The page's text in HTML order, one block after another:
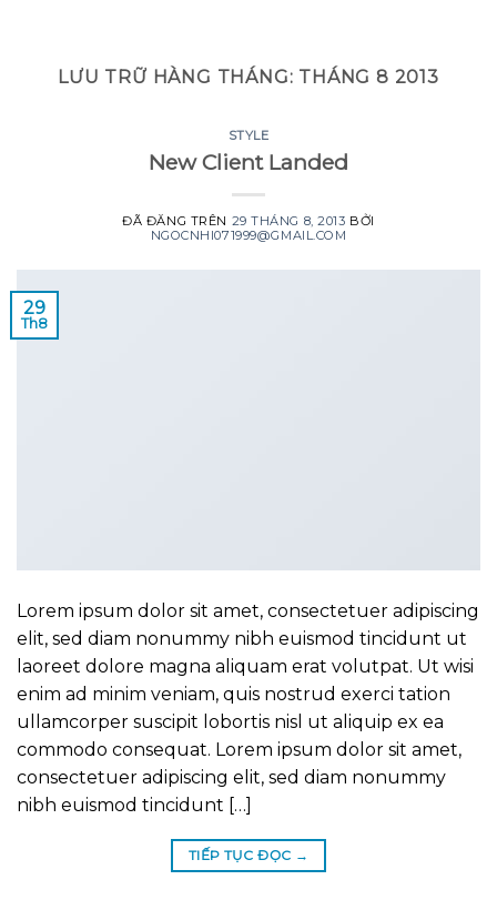
LƯU TRỮ HÀNG THÁNG: THÁNG 8 2013
STYLE
New Client Landed
ĐÃ ĐĂNG TRÊN 29 THÁNG 8, 2013 BỞI
NGOCNHI071999@GMAIL.COM
29
Th8
Lorem ipsum dolor sit amet, consectetuer adipiscing
elit, sed diam nonummy nibh euismod tincidunt ut
laoreet dolore magna aliquam erat volutpat. Ut wisi
enim ad minim veniam, quis nostrud exerci tation
ullamcorper suscipit lobortis nisl ut aliquip ex ea
commodo consequat. Lorem ipsum dolor sit amet,
consectetuer adipiscing elit, sed diam nonummy
nibh euismod tincidunt […]
TIẾP TỤC ĐỌC →